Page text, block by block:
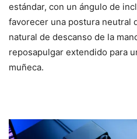
estándar, con un ángulo de
favorecer una postura neutral
natural de descanso de la
reposapulgar extendido para
muñeca.